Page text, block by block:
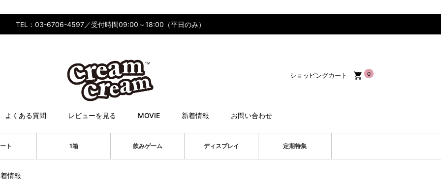
TEL：03-6706-4597／受付時間09:00～18:00（平日のみ）
ショッピングカート 0
よくある質問 レビューを見る MOVIE 新着情報 お問い合わせ
ト 1箱 飲みゲーム ディスプレイ 定期特集
情報